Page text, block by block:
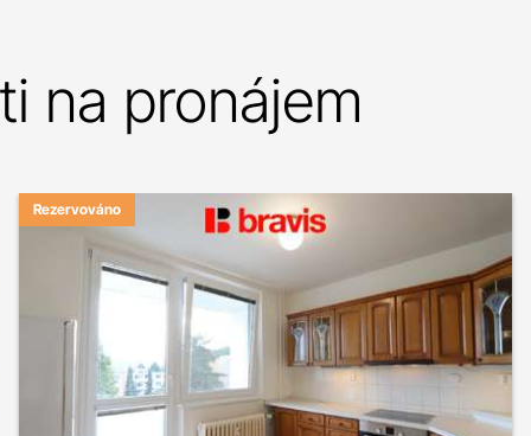
na pronájem
Rezervováno